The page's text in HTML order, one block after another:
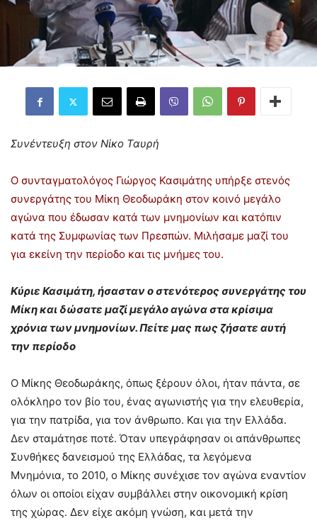
Συνέντευξη στον Νίκο Ταυρή
Ο συνταγματολόγος Γιώργος Κασιμάτης υπήρξε στενός
συνεργάτης του Μίκη Θεοδωράκη στον κοινό μεγάλο
αγώνα που έδωσαν κατά των μνημονίων και κατόπιν
κατά της Συμφωνίας των Πρεσπών. Μιλήσαμε μαζί του
για εκείνη την περίοδο και τις μνήμες του.
Κύριε Κασιμάτη, ήσασταν ο στενότερος συνεργάτης του
Μίκη και δώσατε μαζί μεγάλο αγώνα στα κρίσιμα
χρόνια των μνημονίων. Πείτε μας πως ζήσατε αυτή
την περίοδο
Ο Μίκης Θεοδωράκης, όπως ξέρουν όλοι, ήταν πάντα, σε
ολόκληρο τον βίο του, ένας αγωνιστής για την ελευθερία,
για την πατρίδα, για τον άνθρωπο. Και για την Ελλάδα.
Δεν σταμάτησε ποτέ. Όταν υπεγράφησαν οι απάνθρωπες
Συνθήκες δανεισμού της Ελλάδας, τα λεγόμενα
Μνημόνια, το 2010, ο Μίκης συνέχισε τον αγώνα εναντίον
όλων οι οποίοι είχαν συμβάλλει στην οικονομική κρίση
της χώρας. Δεν είχε ακόμη γνώση, και μετά την